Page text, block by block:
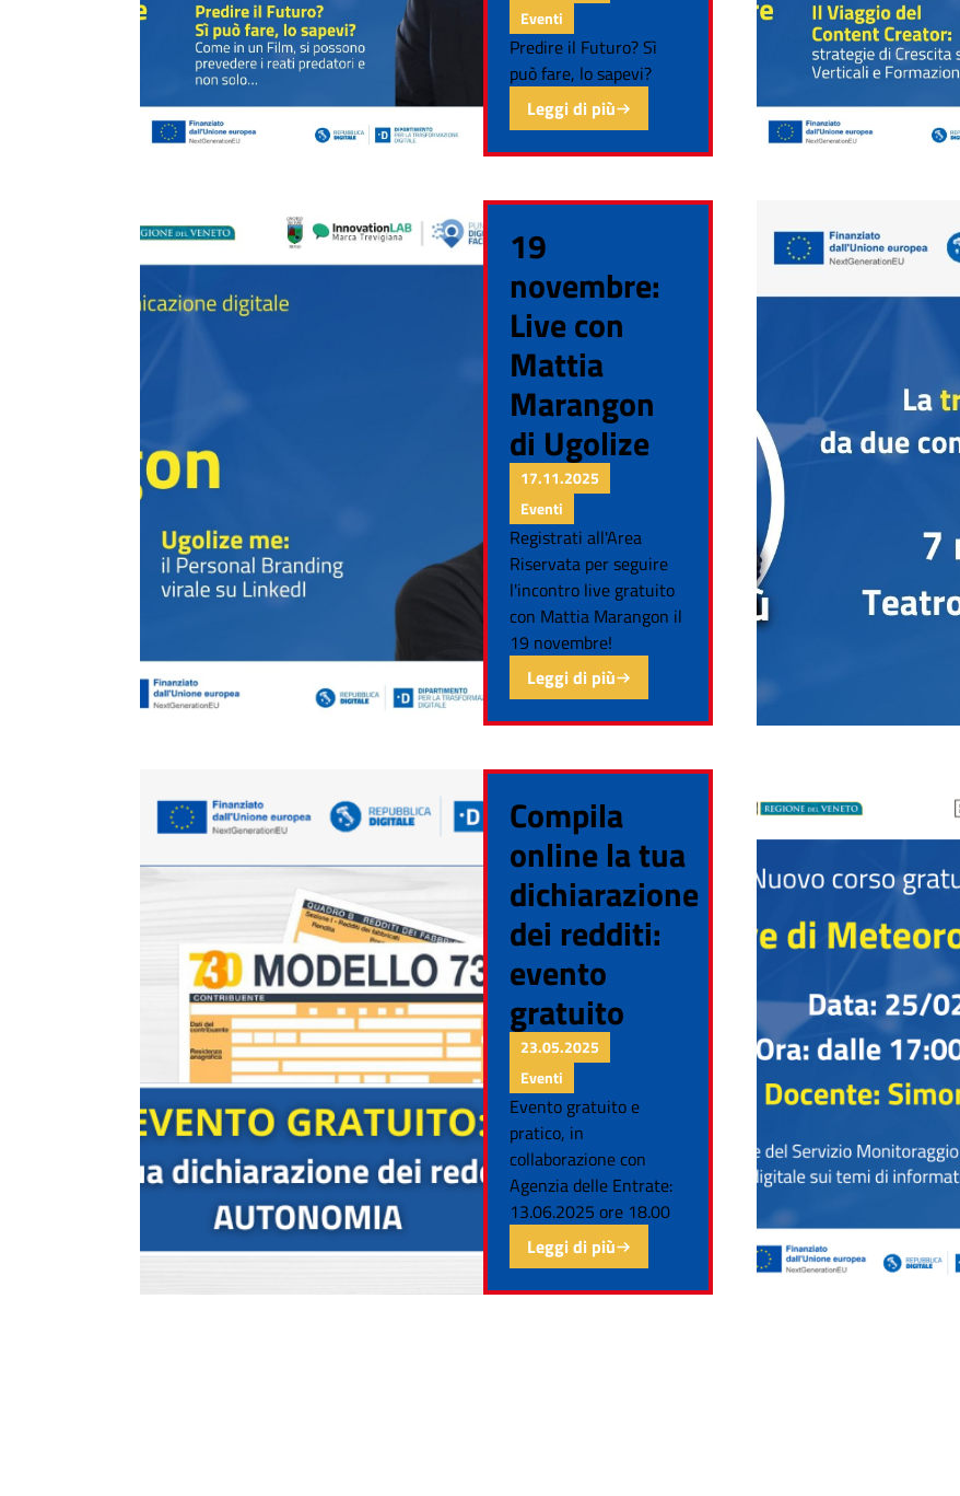
Eventi
Predire il Futuro? Sì
può fare, lo sapevi?
Leggi di più
19
novembre:
Live con
Mattia
Marangon
di Ugolize
17.11.2025
Eventi
Registrati all'Area
Riservata per seguire
l'incontro live gratuito
con Mattia Marangon il
19 novembre!
Leggi di più
Compila
online la tua
dichiarazione
dei redditi:
evento
gratuito
23.05.2025
Eventi
Evento gratuito e
pratico, in
collaborazione con
Agenzia delle Entrate:
13.06.2025 ore 18.00
Leggi di più